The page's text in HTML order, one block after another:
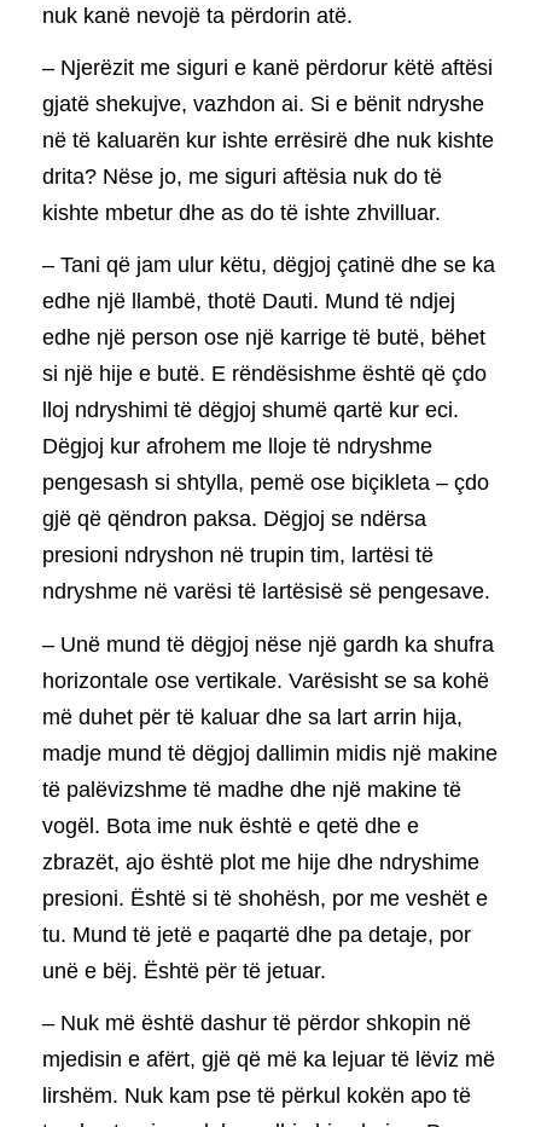
nuk kanë nevojë ta përdorin atë.
– Njerëzit me siguri e kanë përdorur këtë aftësi
gjatë shekujve, vazhdon ai. Si e bënit ndryshe
në të kaluarën kur ishte errësirë ​​dhe nuk kishte
drita? Nëse jo, me siguri aftësia nuk do të
kishte mbetur dhe as do të ishte zhvilluar.
– Tani që jam ulur këtu, dëgjoj çatinë dhe se ka
edhe një llambë, thotë Dauti. Mund të ndjej
edhe një person ose një karrige të butë, bëhet
si një hije e butë. E rëndësishme është që çdo
lloj ndryshimi të dëgjoj shumë qartë kur eci.
Dëgjoj kur afrohem me lloje të ndryshme
pengesash si shtylla, pemë ose biçikleta – çdo
gjë që qëndron paksa. Dëgjoj se ndërsa
presioni ndryshon në trupin tim, lartësi të
ndryshme në varësi të lartësisë së pengesave.
– Unë mund të dëgjoj nëse një gardh ka shufra
horizontale ose vertikale. Varësisht se sa kohë
më duhet për të kaluar dhe sa lart arrin hija,
madje mund të dëgjoj dallimin midis një makine
të palëvizshme të madhe dhe një makine të
vogël. Bota ime nuk është e qetë dhe e
zbrazët, ajo është plot me hije dhe ndryshime
presioni. Është si të shohësh, por me veshët e
tu. Mund të jetë e paqartë dhe pa detaje, por
unë e bëj. Është për të jetuar.
– Nuk më është dashur të përdor shkopin në
mjedisin e afërt, gjë që më ka lejuar të lëviz më
lirshëm. Nuk kam pse të përkul kokën apo të